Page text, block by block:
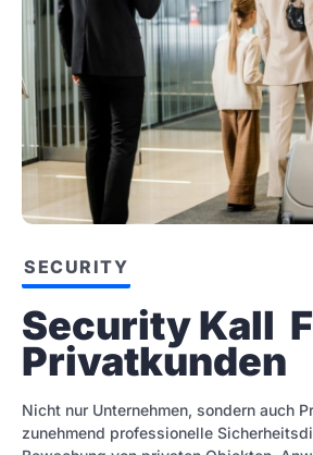
SECURITY
Security Kall
Privatkunden
Nicht nur Unternehmen, sondern auch
zunehmend professionelle